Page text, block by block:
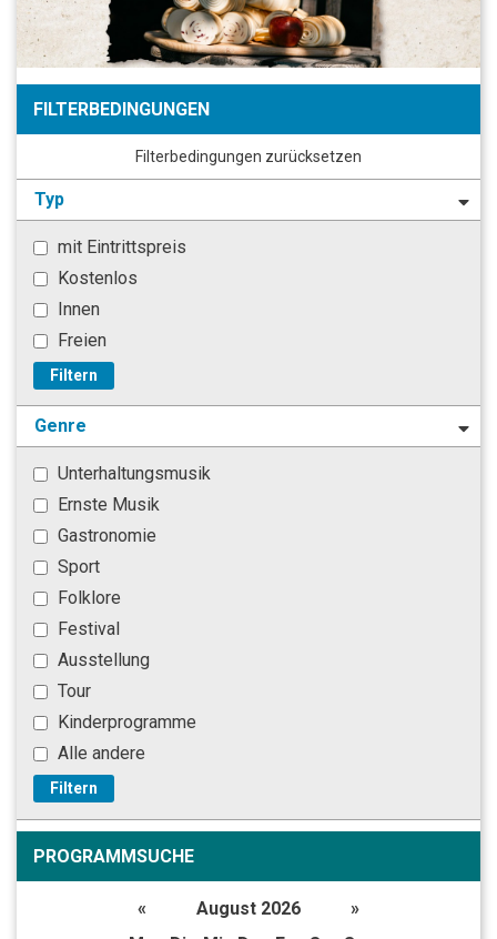
FILTERBEDINGUNGEN
Filterbedingungen zurücksetzen
Typ
mit Eintrittspreis
Kostenlos
Innen
Freien
Filtern
Genre
Unterhaltungsmusik
Ernste Musik
Gastronomie
Sport
Folklore
Festival
Ausstellung
Tour
Kinderprogramme
Alle andere
Filtern
PROGRAMMSUCHE
« August 2026
»